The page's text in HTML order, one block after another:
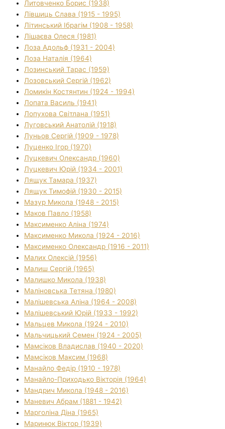
Литовченко Борис (1938)
Лівшиць Слава (1915 - 1995)
Літинський Ібрагім (1908 - 1958)
Лішаєва Олеся (1981)
Лоза Адольф (1931 - 2004)
Лоза Наталія (1964)
Лозинський Тарас (1959)
Лозовський Сергій (1962)
Ломикін Костянтин (1924 - 1994)
Лопата Василь (1941)
Лопухова Світлана (1951)
Луговський Анатолій (1918)
Луньов Сергій (1909 - 1978)
Луценко Ігор (1970)
Луцкевич Олександр (1960)
Луцкевич Юрій (1934 - 2001)
Лящук Тамара (1937)
Лящук Тимофій (1930 - 2015)
Мазур Микола (1948 - 2015)
Маков Павло (1958)
Максименко Аліна (1974)
Максименко Микола (1924 - 2016)
Максименко Олександр (1916 - 2011)
Малих Олексій (1956)
Малиш Сергій (1965)
Малишко Микола (1938)
Маліновська Тетяна (1980)
Малішевська Аліна (1964 - 2008)
Малішевський Юрій (1933 - 1992)
Мальцев Микола (1924 - 2010)
Мальчицький Семен (1924 - 2005)
Мамсіков Владислав (1940 - 2020)
Мамсіков Максим (1968)
Манайло Федір (1910 - 1978)
Манайло-Приходько Вікторія (1964)
Мандрич Микола (1948 - 2016)
Маневич Абрам (1881 - 1942)
Марголіна Діна (1965)
Маринюк Віктор (1939)